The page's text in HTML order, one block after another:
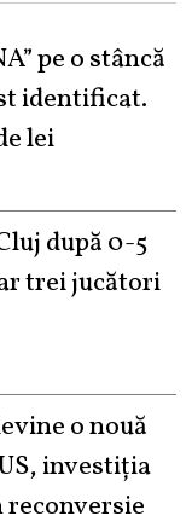
pe o stâncă
identificat.
lei
după 0-5
trei jucători
o nouă
investiția
reconversie